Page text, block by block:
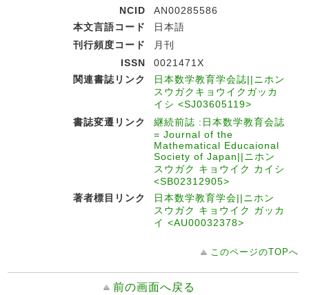
NCID
AN00285586
本文言語コード
日本語
刊行頻度コード
月刊
ISSN
0021471X
関連書誌リンク
日本数学教育学会誌||ニホン
スウガクキョウイクガッカ
イシ <SJ03605119>
書誌変遷リンク
継続前誌 :日本数学教育会誌
= Journal of the
Mathematical Educaional
Society of Japan||ニホン
スウガク キョウイク カイシ
<SB02312905>
著者標目リンク
日本数学教育学会||ニホン
スウガク キョウイク ガッカ
イ <AU00032378>
このページのTOPへ
前の画面へ戻る